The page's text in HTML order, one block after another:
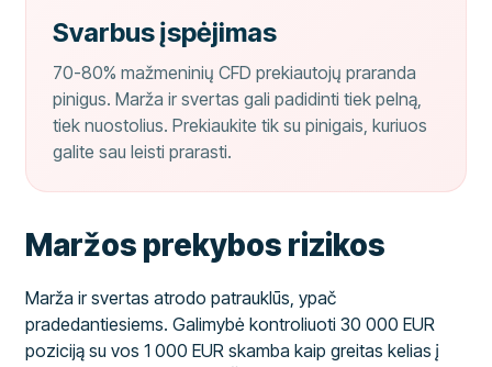
Svarbus įspėjimas
70-80% mažmeninių CFD prekiautojų praranda
pinigus. Marža ir svertas gali padidinti tiek pelną,
tiek nuostolius. Prekiaukite tik su pinigais, kuriuos
galite sau leisti prarasti.
Maržos prekybos rizikos
Marža ir svertas atrodo patrauklūs, ypač
pradedantiesiems. Galimybė kontroliuoti 30 000 EUR
poziciją su vos 1 000 EUR skamba kaip greitas kelias į